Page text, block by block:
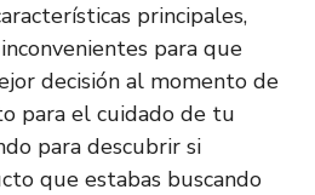
principales,
para que
decisión al momento de
para el cuidado de tu
para descubrir si
que estabas buscando